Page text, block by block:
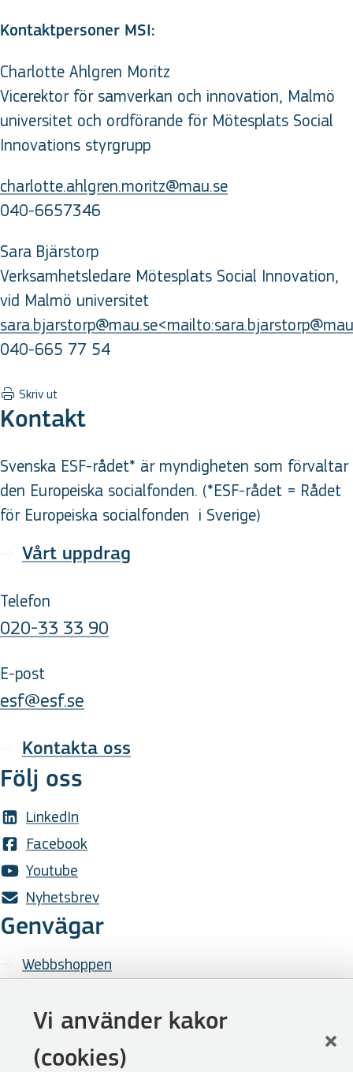
Vi använder kakor
(cookies)
Kontaktpersoner MSI:
Charlotte Ahlgren Moritz
Vicerektor för samverkan och innovation, Malmö
universitet och ordförande för Mötesplats Social
Innovations styrgrupp
charlotte.ahlgren.moritz@mau.se
040-6657346
Sara Bjärstorp
Verksamhetsledare Mötesplats Social Innovation,
vid Malmö universitet
040-665 77 54
Skriv ut
Kontakt
Svenska ESF-rådet* är myndigheten som förvaltar
den Europeiska socialfonden. (*ESF-rådet = Rådet
för Europeiska socialfonden i Sverige)
Vårt uppdrag
Telefon
020-33 33 90
E-post
esf@esf.se
Kontakta oss
Följ oss
LinkedIn
Facebook
Youtube
Nyhetsbrev
Genvägar
Webbshoppen
Press
Cookies